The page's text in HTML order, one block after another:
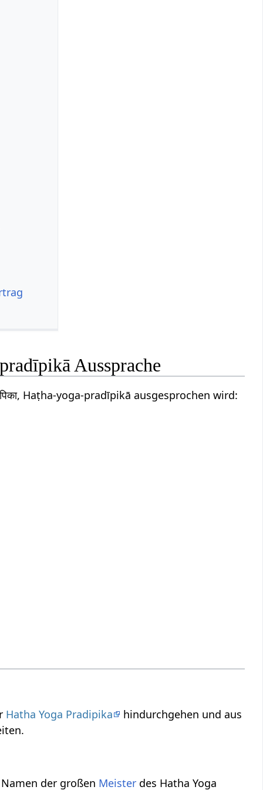
Aussprache
Haṭha-yoga-pradīpikā ausgesprochen wird:
Hatha Yoga Pradipika
hindurchgehen und aus
der großen Meister des Hatha Yoga